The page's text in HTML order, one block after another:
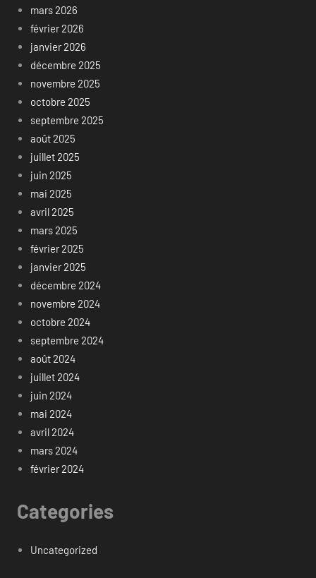
mars 2026
février 2026
janvier 2026
décembre 2025
novembre 2025
octobre 2025
septembre 2025
août 2025
juillet 2025
juin 2025
mai 2025
avril 2025
mars 2025
février 2025
janvier 2025
décembre 2024
novembre 2024
octobre 2024
septembre 2024
août 2024
juillet 2024
juin 2024
mai 2024
avril 2024
mars 2024
février 2024
Categories
Uncategorized